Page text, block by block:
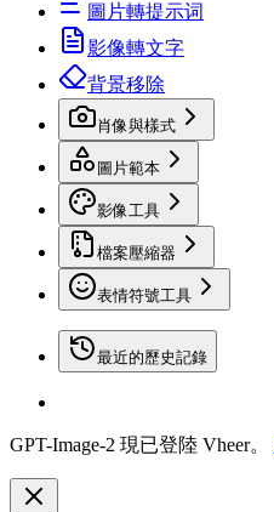
圖片轉提示词
影像轉文字
背景移除
肖像與樣式
圖片範本
影像工具
檔案壓縮器
表情符號工具
最近的歷史記錄
GPT-Image-2 現已登陸 Vheer。